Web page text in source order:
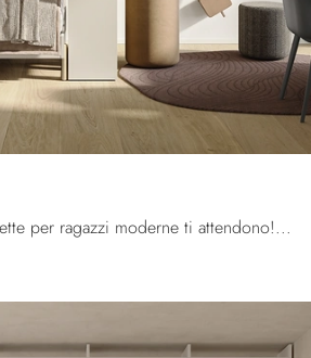
Le più originali camerette per ragazzi moderne ti attendono! Scopri il modello Golf Y108 di Colombini Casa.